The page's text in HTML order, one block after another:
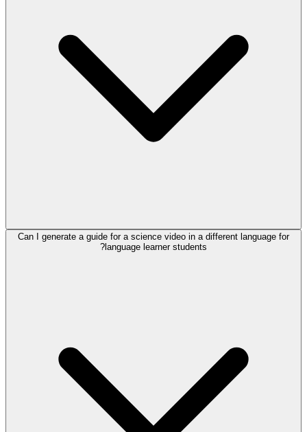
Can I generate a guide for a science video in a different language for
language learner students?